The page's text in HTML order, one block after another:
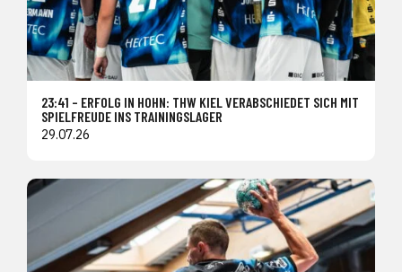
23:41 – ERFOLG IN HOHN: THW KIEL VERABSCHIEDET SICH MIT
SPIELFREUDE INS TRAININGSLAGER
29.07.26